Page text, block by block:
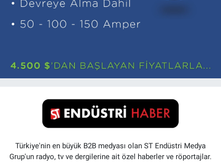
Türkiye'nin en büyük B2B medyası olan ST Endüstri Medya
Grup'un radyo, tv ve dergilerine ait özel haberler ve röportajlar.